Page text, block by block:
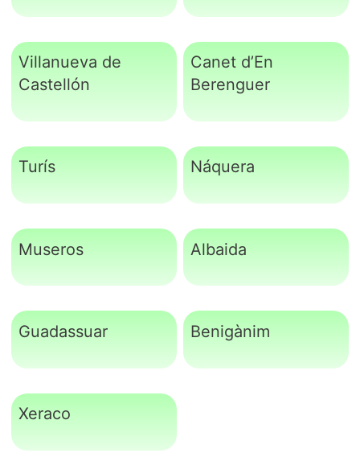
Villanueva de
Castellón
Canet d’En
Berenguer
Turís Náquera
Museros Albaida
Guadassuar Benigànim
Xeraco